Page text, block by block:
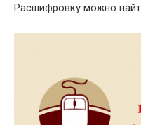
Расшифровку можно